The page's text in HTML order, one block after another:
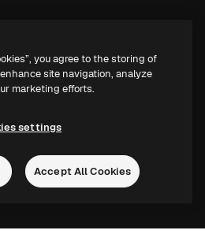
you agree to the storing of
site navigation, analyze
marketing efforts.
settings
Accept All Cookies